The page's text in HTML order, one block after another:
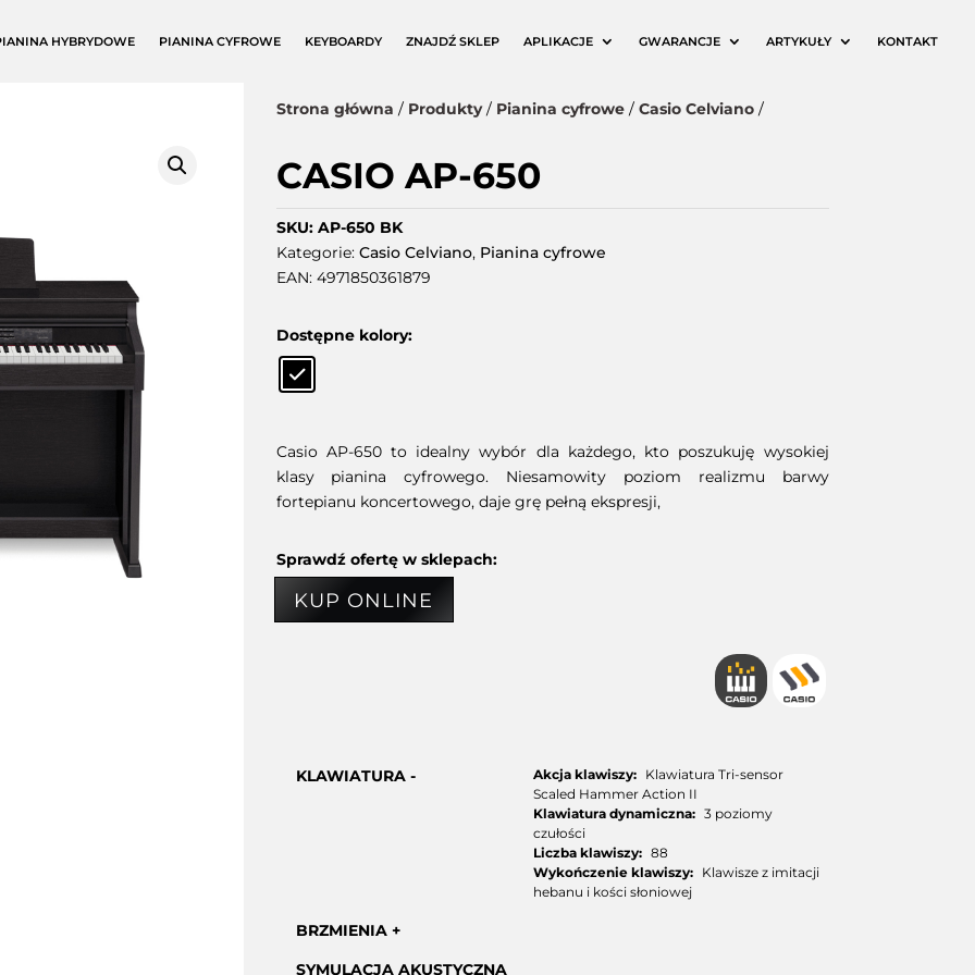
HYBRYDOWE PIANINA CYFROWE KEYBOARDY ZNAJDŹ SKLEP APLIKACJE GWARANCJE ARTYKUŁY KONTAKT
Strona główna / Produkty/ Pianina cyfrowe/ Casio Celviano/
CASIO AP-650
SKU: AP-650 BK
Kategorie: Casio Celviano, Pianina cyfrowe
EAN: 4971850361879
Dostępne kolory:
Casio AP-650 to idealny wybór dla każdego, kto poszukuję wysokiej
klasy pianina cyfrowego. Niesamowity poziom realizmu barwy
fortepianu koncertowego, daje grę pełną ekspresji,
Sprawdź ofertę w sklepach:
KUP ONLINE
KLAWIATURA Akcja klawiszy: Klawiatura Tri-sensor
Scaled Hammer Action II
Klawiatura dynamiczna: 3 poziomy
czułości
Liczba klawiszy: 88
Wykończenie klawiszy: Klawisze z imitacji
hebanu i kości słoniowej
BRZMIENIA
SYMULACJA AKUSTYCZNA